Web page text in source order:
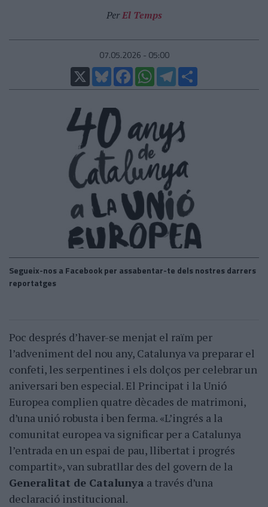
PerEl Temps
07.05.2026 - 05:00
X
BlueskyFacebookWhatsAppTelegram
Segueix-nos a Facebook per assabentar-te dels nostres darrers
reportatges
Poc després d’haver-se menjat el raïm per
l’adveniment del nou any, Catalunya va preparar el
confeti, les serpentines i els dolços per celebrar un
aniversari ben especial. El Principat i la Unió
Europea complien quatre dècades de matrimoni,
d’una unió robusta i ben ferma. «L’ingrés a la
comunitat europea va significar per a Catalunya
l’entrada en un espai de pau, llibertat i progrés
compartit», van subratllar des del govern de la
Generalitat de Catalunya a través d’una
declaració institucional.